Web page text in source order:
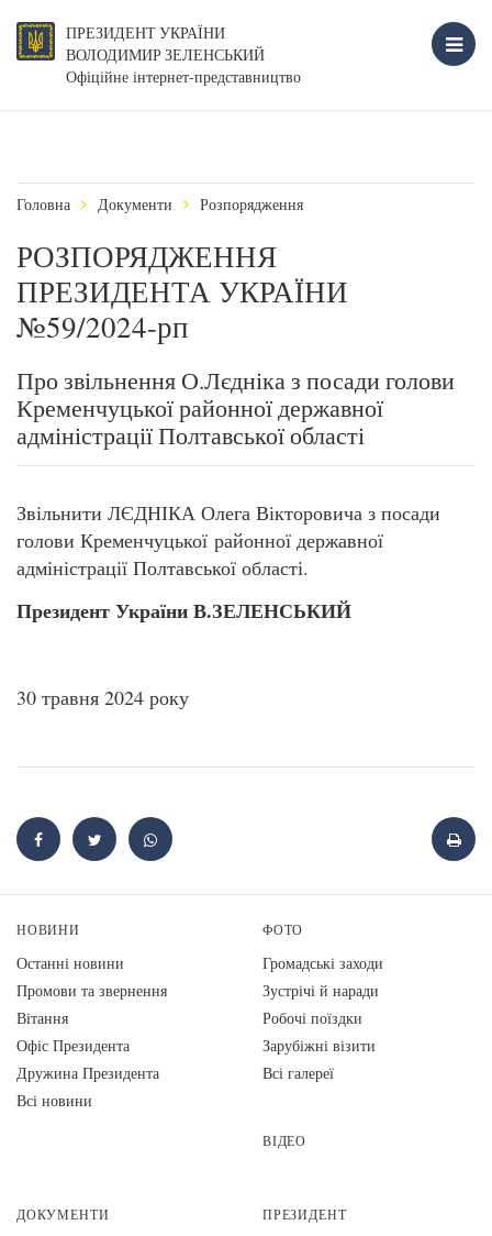
ПРЕЗИДЕНТ УКРАЇНИ
ВОЛОДИМИР ЗЕЛЕНСЬКИЙ
Офіційне інтернет-представництво
Головна Документи Розпорядження
РОЗПОРЯДЖЕННЯ
ПРЕЗИДЕНТА УКРАЇНИ
№59/2024-рп
Про звільнення О.Лєдніка з посади голови
Кременчуцької районної державної
адміністрації Полтавської області
Звільнити ЛЄДНІКА Олега Вікторовича з посади
голови Кременчуцької районної державної
адміністрації Полтавської області.
Президент України В.ЗЕЛЕНСЬКИЙ
30 травня 2024 року
НОВИНИ
Останні новини
Промови та звернення
Вiтання
Офіс Президента
Дружина Президента
Всі новини
ФОТО
Громадські заходи
Зустрічі й наради
Робочі поїздки
Зарубіжні візити
Всі галереї
ВІДЕО
ДОКУМЕНТИ ПРЕЗИДЕНТ